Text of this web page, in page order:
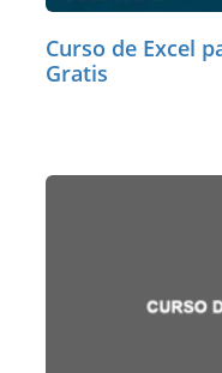
Curso de Excel
Gratis